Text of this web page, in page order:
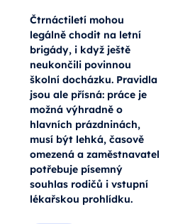
Čtrnáctiletí mohou
legálně chodit na letní
brigády, i když ještě
neukončili povinnou
školní docházku. Pravidla
jsou ale přísná: práce je
možná výhradně o
hlavních prázdninách,
musí být lehká, časově
omezená a zaměstnavatel
potřebuje písemný
souhlas rodičů i vstupní
lékařskou prohlídku.